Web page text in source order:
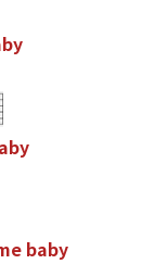
by
by
e baby